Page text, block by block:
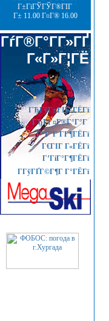
Г±ГіГЎГЎГ®ГІГ
Г± 11.00 Г¤Г® 16.00
ГѓГ®Г°Г­Г»ГҐ
Г«Г»Г¦ГЁ
ГЂГўГ±ГІГ°ГЁГї
ГЂГ­Г¤Г®Г°Г°Г
Г”Г°Г Г­Г¶ГЁГї
Г€ГІГ Г«ГЁГї
Г’ГіГ°Г¶ГЁГї
ГГўГҐГ©Г¶Г Г°ГЁГї